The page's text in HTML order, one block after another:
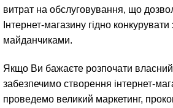
витрат на обслуговування, що
Інтернет-магазину гідно
майданчиками.
Якщо Ви бажаєте розпочати
забезпечимо створення інтернет-
проведемо великий маркетинг,